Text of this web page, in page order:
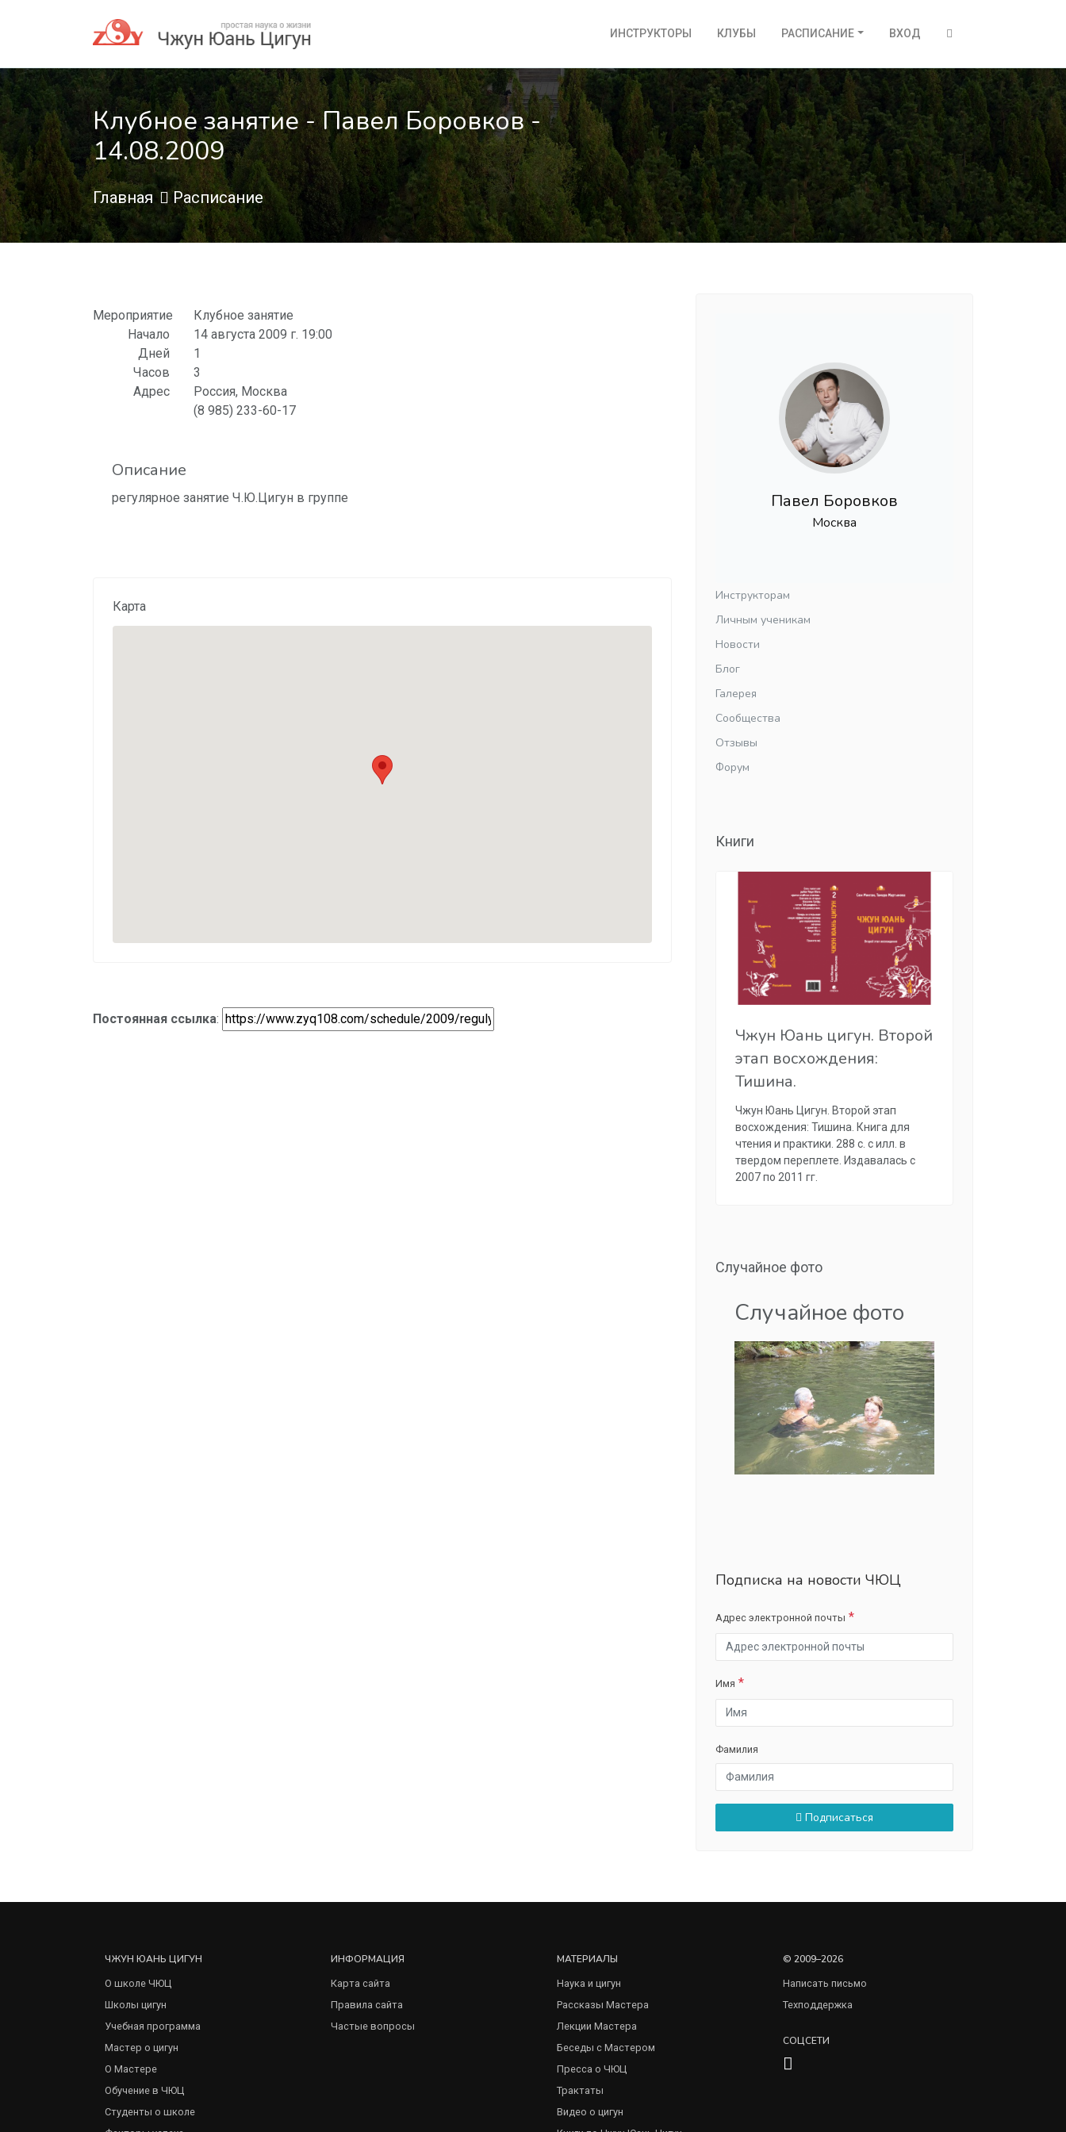
ИНСТРУКТОРЫ КЛУБЫ РАСПИСАНИЕ ВХОД
Клубное занятие - Павел Боровков -
14.08.2009
Главная Расписание
Мероприятие
Клубное занятие
Начало
14 августа 2009 г. 19:00
Дней
1
Часов
3
Адрес
Россия, Москва
(8 985) 233-60-17
Описание
регулярное занятие Ч.Ю.Цигун в группе
Карта
Постоянная ссылка:
Павел Боровков
Москва
Инструкторам
Личным ученикам
Новости
Блог
Галерея
Сообщества
Отзывы
Форум
Книги
Чжун Юань цигун. Второй
этап восхождения:
Тишина.
Чжун Юань Цигун. Второй этап
восхождения: Тишина. Книга для
чтения и практики. 288 с. с илл. в
твердом переплете. Издавалась с
2007 по 2011 гг.
Случайное фото
Случайное фото
Подписка на новости ЧЮЦ
Адрес электронной почты
Имя
Фамилия
Подписаться
ЧЖУН ЮАНЬ ЦИГУН
О школе ЧЮЦ
Школы цигун
Учебная программа
Мастер о цигун
О Мастере
Обучение в ЧЮЦ
Студенты о школе
ИНФОРМАЦИЯ
Карта сайта
Правила сайта
Частые вопросы
МАТЕРИАЛЫ
Наука и цигун
Рассказы Мастера
Лекции Мастера
Беседы с Мастером
Пресса о ЧЮЦ
Трактаты
Видео о цигун
© 2009–2026
Написать письмо
Техподдержка
СОЦСЕТИ